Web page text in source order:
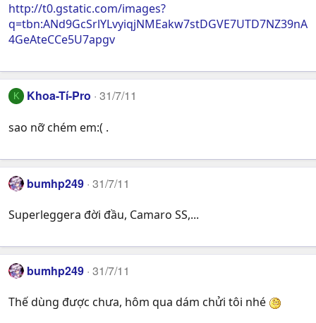
http://t0.gstatic.com/images?
q=tbn:ANd9GcSrlYLvyiqjNMEakw7stDGVE7UTD7NZ39nA
4GeAteCCe5U7apgv
K Khoa-Tí-Pro 31/7/11
sao nỡ chém em:( .
bumhp249 31/7/11
Superleggera đời đầu, Camaro SS,...
bumhp249 31/7/11
Thế dùng được chưa, hôm qua dám chửi tôi nhé